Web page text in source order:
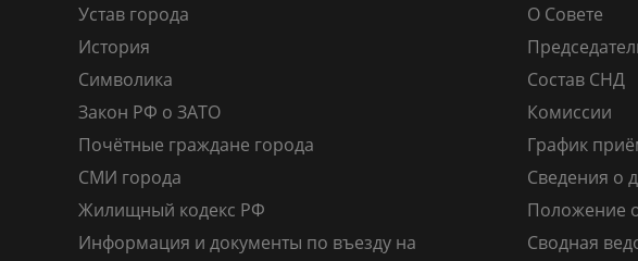
Устав города
История
Символика
Закон РФ о ЗАТО
Почётные граждане города
СМИ города
Жилищный кодекс РФ
Информация и документы по въезду на
О Совете
Состав СНД
Комиссии
График
Сведения о
Положение
Сводная